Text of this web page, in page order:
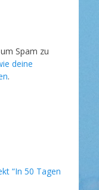
Spam zu
deine
.
“In 50 Tagen